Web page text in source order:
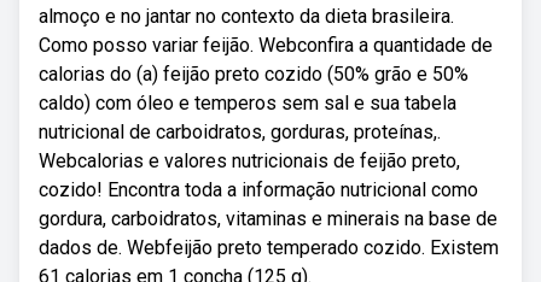
almoço e no jantar no contexto da dieta brasileira.
Como posso variar feijão. Webconfira a quantidade de
calorias do (a) feijão preto cozido (50% grão e 50%
caldo) com óleo e temperos sem sal e sua tabela
nutricional de carboidratos, gorduras, proteínas,.
Webcalorias e valores nutricionais de feijão preto,
cozido! Encontra toda a informação nutricional como
gordura, carboidratos, vitaminas e minerais na base de
dados de. Webfeijão preto temperado cozido. Existem
61 calorias em 1 concha (125 g).